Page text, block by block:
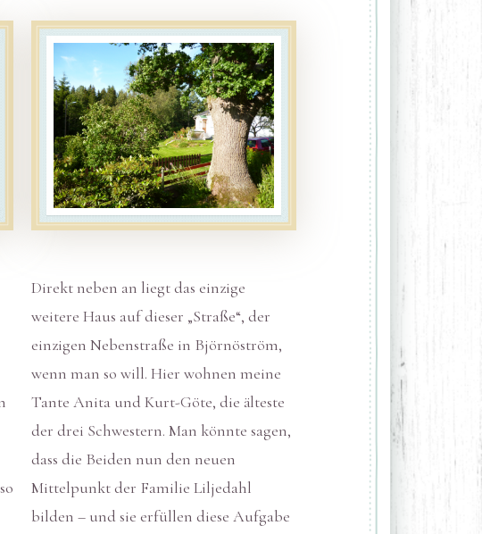
Direkt neben an liegt das einzige
weitere Haus auf dieser „Straße“, der
einzigen Nebenstraße in Björnöström,
wenn man so will. Hier wohnen meine
Tante Anita und Kurt-Göte, die älteste
der drei Schwestern. Man könnte sagen,
dass die Beiden nun den neuen
Mittelpunkt der Familie Liljedahl
bilden – und sie erfüllen diese Aufgabe